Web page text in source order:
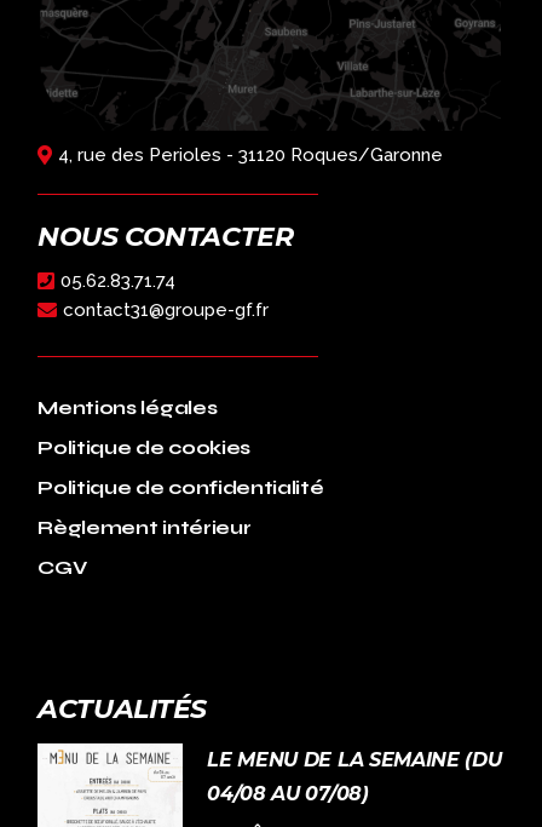
4, rue des Perioles - 31120 Roques/Garonne
NOUS CONTACTER
05.62.83.71.74
contact31@groupe-gf.fr
Mentions légales
Politique de cookies
Politique de confidentialité
Règlement intérieur
CGV
ACTUALITÉS
LE MENU DE LA SEMAINE (DU
04/08 AU 07/08)